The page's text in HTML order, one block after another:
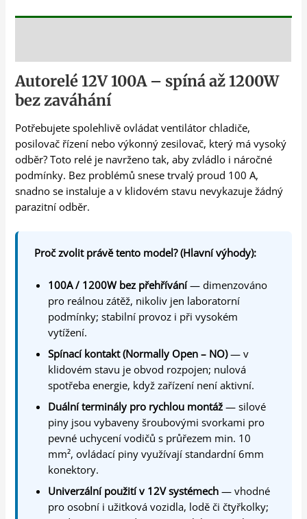
Autorelé 12V 100A – spíná až 1200W
bez zaváhání
Potřebujete spolehlivě ovládat ventilátor chladiče,
posilovač řízení nebo výkonný zesilovač, který má vysoký
odběr? Toto relé je navrženo tak, aby zvládlo i náročné
podmínky. Bez problémů snese trvalý proud 100 A,
snadno se instaluje a v klidovém stavu nevykazuje žádný
parazitní odběr.
Proč zvolit právě tento model? (Hlavní výhody):
100A / 1200W bez přehřívání— dimenzováno
pro reálnou zátěž, nikoliv jen laboratorní
podmínky; stabilní provoz i při vysokém
vytížení.
Spínací kontakt (Normally Open – NO)— v
klidovém stavu je obvod rozpojen; nulová
spotřeba energie, když zařízení není aktivní.
Duální terminály pro rychlou montáž — silové
piny jsou vybaveny šroubovými svorkami pro
pevné uchycení vodičů s průřezem min. 10
mm², ovládací piny využívají standardní 6mm
konektory.
Univerzální použití v 12V systémech — vhodné
pro osobní i užitková vozidla, lodě či čtyřkolky;